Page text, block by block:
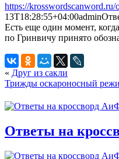
https://
13T18:28:55+04:00admin
Есть еще один момент,
по Гринвичу принято
« Друг из сакли
Трижды оскароносный
Ответы на